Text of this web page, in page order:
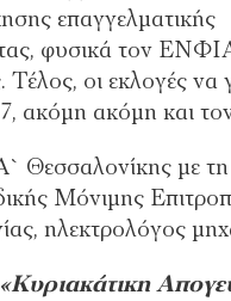
επαγγελµατικής
φυσικά τον
Τέλος, οι εκλογές να
ακόµη ακόµη και
Θεσσαλονίκης µε
Μόνιµης
ηλεκτρολόγος